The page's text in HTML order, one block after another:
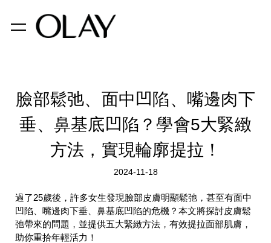
臉部鬆弛、面中凹陷、嘴邊肉下
垂、鼻基底凹陷？學會5大緊緻
方法，實現輪廓提拉！
2024-11-18
過了25歲後，許多女生發現臉部皮膚明顯鬆弛，甚至有面中
凹陷、嘴邊肉下垂、鼻基底凹陷的危機？本文將探討皮膚鬆
弛帶來的問題，並提供五大緊緻方法，有效提拉面部肌膚，
助你重拾年輕活力！